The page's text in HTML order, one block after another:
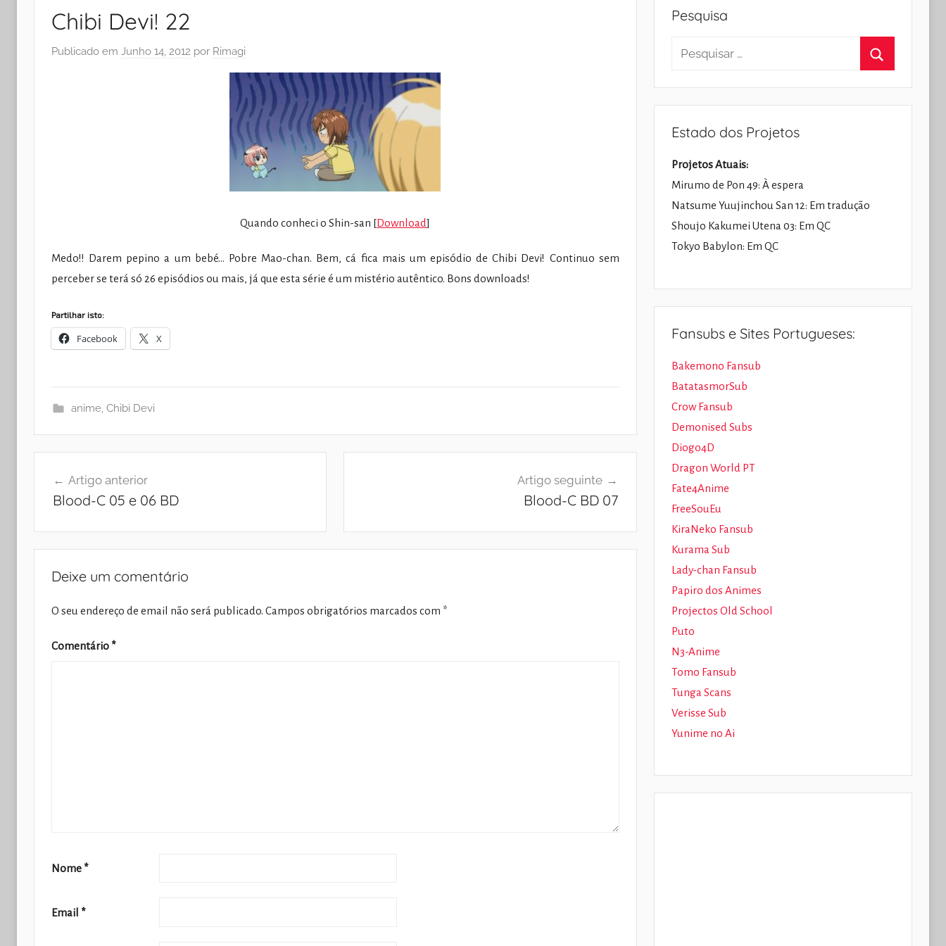
Chibi Devi! 22
Publicado em Junho 14, 2012 por Rimagi
Quando conheci o Shin-san [Download]
Medo!! Darem pepino a um bebé… Pobre Mao-chan. Bem, cá fica mais um episódio de Chibi Devi! Continuo sem
perceber se terá só 26 episódios ou mais, já que esta série é um mistério autêntico. Bons downloads!
Partilhar isto:
Facebook X
anime, Chibi Devi
Artigo anterior
Blood-C 05 e 06 BD
Artigo seguinte
Blood-C BD 07
Deixe um comentário
O seu endereço de email não será publicado. Campos obrigatórios marcados com *
Comentário *
Nome *
Email *
Pesquisa
Pesquisar
Estado dos Projetos
Projetos Atuais:
Mirumo de Pon 49: À espera
Natsume Yuujinchou San 12: Em tradução
Shoujo Kakumei Utena 03: Em QC
Tokyo Babylon: Em QC
Fansubs e Sites Portugueses:
Bakemono Fansub
BatatasmorSub
Crow Fansub
Demonised Subs
Diogo4D
Dragon World PT
Fate4Anime
FreeSouEu
KiraNeko Fansub
Kurama Sub
Lady-chan Fansub
Papiro dos Animes
Projectos Old School
Puto
N3-Anime
Tomo Fansub
Tunga Scans
Verisse Sub
Yunime no Ai